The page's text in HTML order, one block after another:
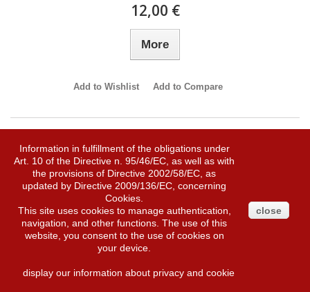
12,00 €
More
Add to Wishlist Add to Compare
SALE!
Information in fulfillment of the obligations under
Art. 10 of the Directive n. 95/46/EC, as well as with
the provisions of Directive 2002/58/EC, as
updated by Directive 2009/136/EC, concerning
Cookies.
This site uses cookies to manage authentication,
navigation, and other functions. The use of this
website, you consent to the use of cookies on
your device.
display our information about privacy and cookie
close